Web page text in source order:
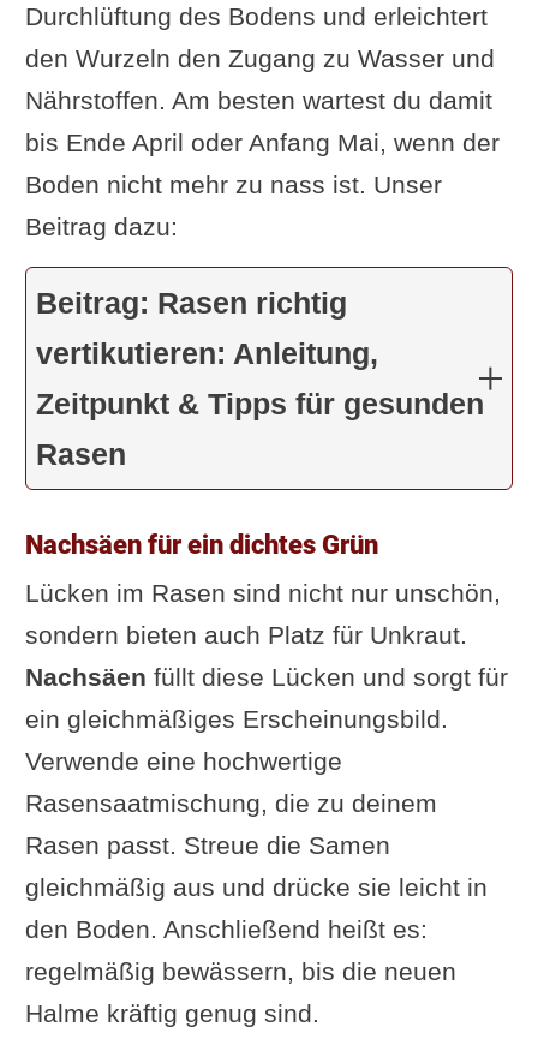
Durchlüftung des Bodens und erleichtert
den Wurzeln den Zugang zu Wasser und
Nährstoffen. Am besten wartest du damit
bis Ende April oder Anfang Mai, wenn der
Boden nicht mehr zu nass ist. Unser
Beitrag dazu:
Beitrag: Rasen richtig
vertikutieren: Anleitung,
Zeitpunkt & Tipps für gesunden
Rasen
Nachsäen für ein dichtes Grün
Lücken im Rasen sind nicht nur unschön,
sondern bieten auch Platz für Unkraut.
Nachsäen füllt diese Lücken und sorgt für
ein gleichmäßiges Erscheinungsbild.
Verwende eine hochwertige
Rasensaatmischung, die zu deinem
Rasen passt. Streue die Samen
gleichmäßig aus und drücke sie leicht in
den Boden. Anschließend heißt es:
regelmäßig bewässern, bis die neuen
Halme kräftig genug sind.